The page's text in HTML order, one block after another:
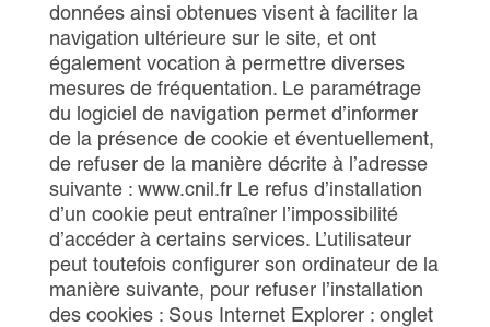
données ainsi obtenues visent à faciliter la
navigation ultérieure sur le site, et ont
également vocation à permettre diverses
mesures de fréquentation. Le paramétrage
du logiciel de navigation permet d’informer
de la présence de cookie et éventuellement,
de refuser de la manière décrite à l’adresse
suivante : www.cnil.fr Le refus d’installation
d’un cookie peut entraîner l’impossibilité
d’accéder à certains services. L’utilisateur
peut toutefois configurer son ordinateur de la
manière suivante, pour refuser l’installation
des cookies : Sous Internet Explorer : onglet